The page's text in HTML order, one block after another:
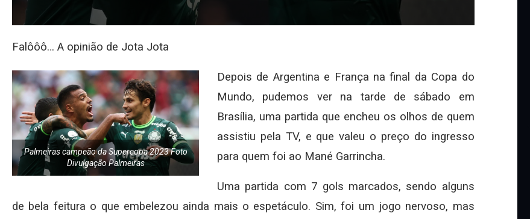
Falôôô… A opinião de Jota Jota
Palmeiras campeão da Supercopa 2023 Foto
Divulgação Palmeiras
Depois de Argentina e França na final da Copa do
Mundo, pudemos ver na tarde de sábado em
Brasília, uma partida que encheu os olhos de quem
assistiu pela TV, e que valeu o preço do ingresso
para quem foi ao Mané Garrincha.
Uma partida com 7 gols marcados, sendo alguns
de bela feitura o que embelezou ainda mais o espetáculo. Sim, foi um jogo nervoso, mas